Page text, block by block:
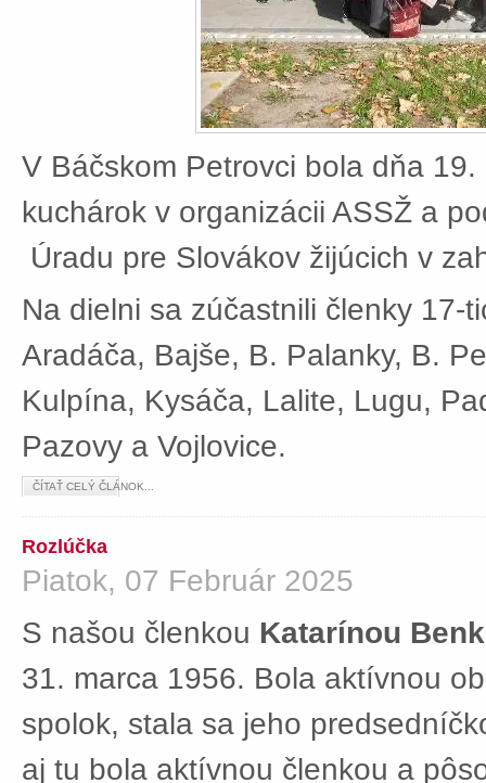
V Báčskom Petrovci bola dňa
kuchárok v organizácii ASSŽ a
Úradu pre Slovákov žijúcich v
Na dielni sa zúčastnili členky 17-
Aradáča, Bajše, B. Palanky, B.
Kulpína, Kysáča, Lalite, Lugu,
Pazovy a Vojlovice.
ČÍTAŤ CELÝ ČLÁNOK...
Rozlúčka
Piatok, 07 Február 2025
S našou členkou Katarínou
31. marca 1956. Bola aktívnou
spolok, stala sa jeho
aj tu bola aktívnou členkou a